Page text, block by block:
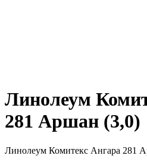
Линолеум
281 Аршан (3,0)
Линолеум Комитекс Ангара 281